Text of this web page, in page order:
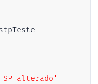
SP alterado'